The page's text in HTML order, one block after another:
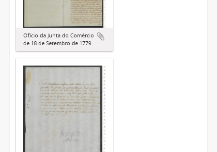
Ofício da Junta do Comércio
de 18 de Setembro de 1779